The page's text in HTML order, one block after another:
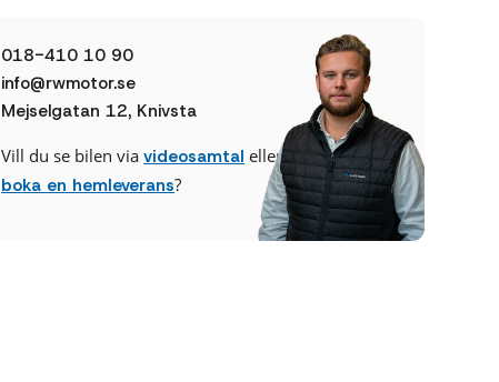
018-410 10 90
info@rwmotor.se
Mejselgatan 12, Knivsta
Vill du se bilen viavideosamtal eller
boka en hemleverans?